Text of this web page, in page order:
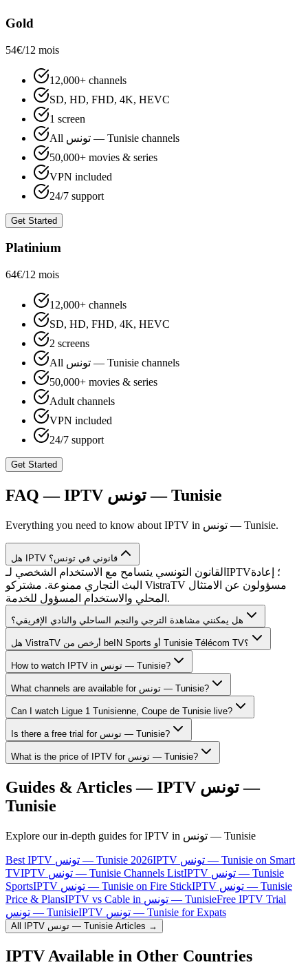
Gold
54€/12 mois
12,000+ channels
SD, HD, FHD, 4K, HEVC
1 screen
All تونس — Tunisie channels
50,000+ movies & series
VPN included
24/7 support
Get Started
Platinium
64€/12 mois
12,000+ channels
SD, HD, FHD, 4K, HEVC
2 screens
All تونس — Tunisie channels
50,000+ movies & series
Adult channels
VPN included
24/7 support
Get Started
FAQ — IPTV تونس — Tunisie
Everything you need to know about IPTV in تونس — Tunisie.
هل IPTV قانوني في تونس؟
القانون التونسي يتسامح مع الاستخدام الشخصي لـIPTV؛ إعادة
البث التجاري ممنوعة. مشتركو VistraTV مسؤولون عن الامتثال
المحلي والاستخدام المسؤول للخدمة.
هل يمكنني مشاهدة الترجي والنجم الساحلي والنادي الإفريقي؟
هل VistraTV أرخص من beIN Sports أو Tunisie Télécom TV؟
How to watch IPTV in تونس — Tunisie?
What channels are available for تونس — Tunisie?
Can I watch Ligue 1 Tunisienne, Coupe de Tunisie live?
Is there a free trial for تونس — Tunisie?
What is the price of IPTV for تونس — Tunisie?
Guides & Articles — IPTV تونس —
Tunisie
Explore our in-depth guides for IPTV in تونس — Tunisie
Best IPTV تونس — Tunisie 2026IPTV تونس — Tunisie on Smart
TV
IPTV تونس — Tunisie Channels ListIPTV تونس — Tunisie
Sports
IPTV تونس — Tunisie on Fire StickIPTV تونس — Tunisie
Price & Plans
IPTV vs Cable in تونس — TunisieFree IPTV Trial
تونس — Tunisie
IPTV تونس — Tunisie for Expats
All IPTV تونس — Tunisie Articles →
IPTV Available in Other Countries